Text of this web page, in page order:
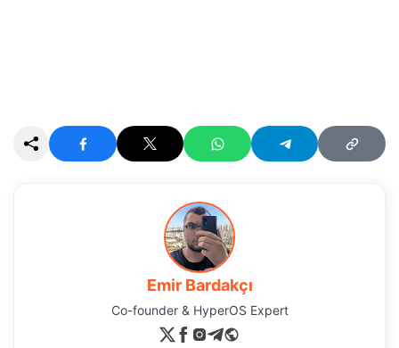
Emir Bardakçı
Co-founder & HyperOS Expert